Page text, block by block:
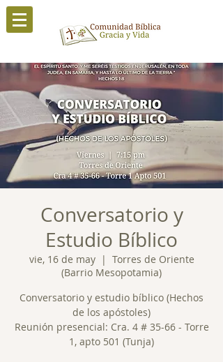
Conversatorio y
Estudio Bíblico
vie, 16 de may
  |
Torres de Oriente
(Barrio Mesopotamia)
Conversatorio y estudio bíblico (Hechos
de los apóstoles)
Reunión presencial: Cra. 4 # 35-66 - Torre
1, apto 501 (Tunja)